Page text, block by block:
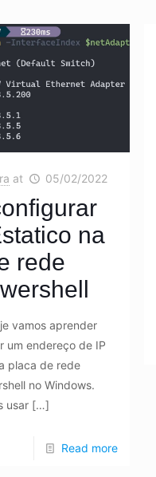
at 05/02/2022
na
rede
vamos aprender
um endereço de IP
placa de rede
no Windows.
usar[…]
Read more